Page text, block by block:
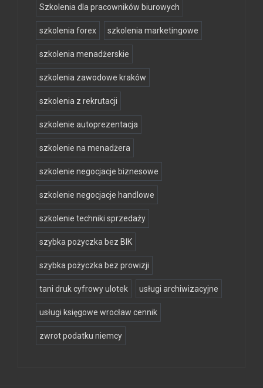
Szkolenia dla pracowników biurowych
szkolenia forex szkolenia marketingowe
szkolenia menadżerskie
szkolenia zawodowe kraków
szkolenia z rekrutacji
szkolenie autoprezentacja
szkolenie na menadżera
szkolenie negocjacje biznesowe
szkolenie negocjacje handlowe
szkolenie techniki sprzedaży
szybka pożyczka bez BIK
szybka pożyczka bez prowizji
tani druk cyfrowy ulotek usługi archiwizacyjne
usługi księgowe wrocław cennik
zwrot podatku niemcy